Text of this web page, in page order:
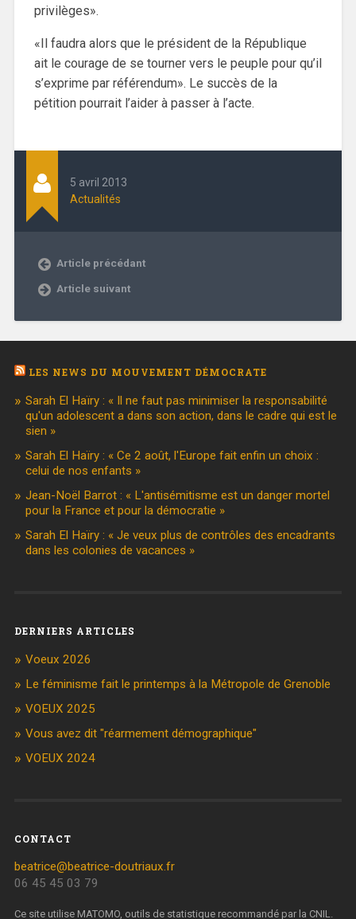
privilèges».
«Il faudra alors que le président de la République
ait le courage de se tourner vers le peuple pour qu’il
s’exprime par référendum». Le succès de la
pétition pourrait l’aider à passer à l’acte.
5 avril 2013
Actualités
Article précédant
Article suivant
LES NEWS DU MOUVEMENT DÉMOCRATE
Sarah El Haïry : « Il ne faut pas minimiser la responsabilité
qu'un adolescent a dans son action, dans le cadre qui est le
sien »
Sarah El Haïry : « Ce 2 août, l'Europe fait enfin un choix :
celui de nos enfants »
Jean-Noël Barrot : « L'antisémitisme est un danger mortel
pour la France et pour la démocratie »
Sarah El Haïry : « Je veux plus de contrôles des encadrants
dans les colonies de vacances »
DERNIERS ARTICLES
Voeux 2026
Le féminisme fait le printemps à la Métropole de Grenoble
VOEUX 2025
Vous avez dit "réarmement démographique"
VOEUX 2024
CONTACT
beatrice@beatrice-doutriaux.fr
06 45 45 03 79
Ce site utilise MATOMO, outils de statistique recommandé par la CNIL.